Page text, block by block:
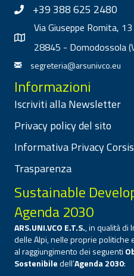
+39 388 625 2480
Via Giuseppe Romita,
28845 - Domodossola
segreteria@arsunivco.eu
Informazioni
Iscriviti alla Newsletter
Privacy policy del sito
Informativa Privacy
Trasparenza
Sustainable
Agenda 2030
ARS.UNI.VCO E.T.S., in qualità di
delle Alpi, nelle proprie politiche
al raggiungimento dei seguenti
Sostenibiledell’Agenda 2030: